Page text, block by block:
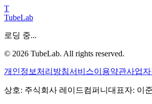
T
TubeLab
로딩 중...
© 2026 TubeLab. All rights reserved.
개인정보처리방침서비스이용약관사업자
상호: 주식회사 레이드컴퍼니 대표자: 이